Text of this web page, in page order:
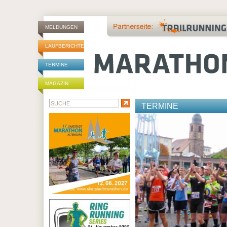
MELDUNGEN
LAUFBERICHTE
TERMINE
MAGAZIN
TERMINE